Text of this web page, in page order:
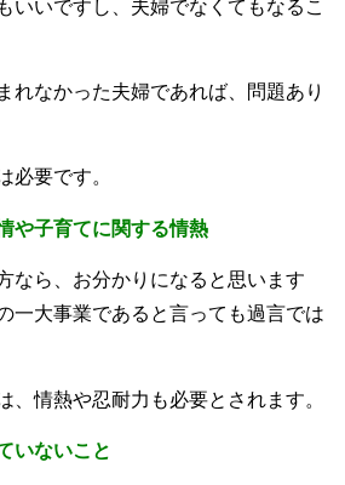
いいですし、夫婦でなくてもなるこ
れなかった夫婦であれば、問題あり
必要です。
や子育てに関する情熱
なら、お分かりになると思います
一大事業であると言っても過言では
、情熱や忍耐力も必要とされます。
いないこと